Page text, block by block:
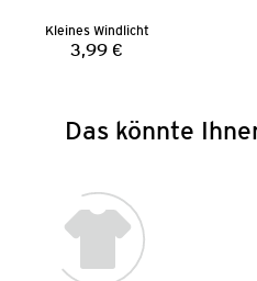
Kleines Windlicht
Preis:
3,99 €
Das könnte